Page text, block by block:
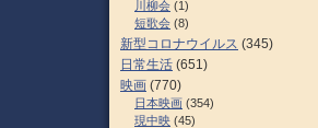
川柳会 (1)
短歌会 (8)
新型コロナウイルス (345)
日常生活 (651)
映画 (770)
日本映画 (354)
現中映 (45)